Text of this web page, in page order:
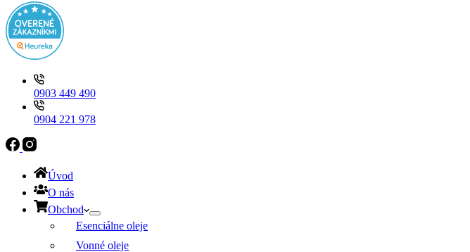
0903 449 490
0904 221 978
Úvod
O nás
Obchod
Esenciálne oleje
Vonné oleje